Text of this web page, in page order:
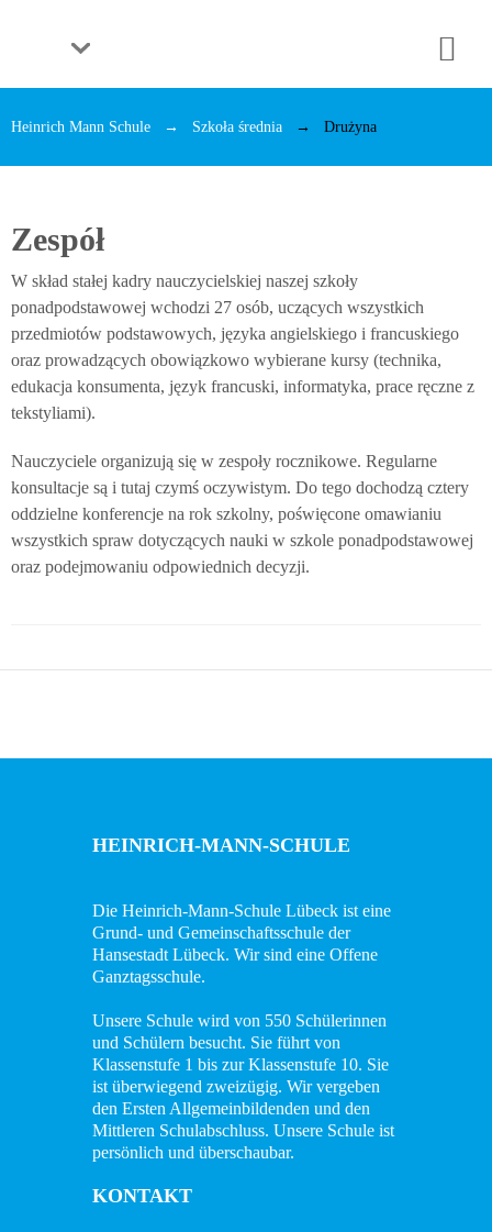
Heinrich Mann Schule Szkoła średnia Drużyna
Zespół
W skład stałej kadry nauczycielskiej naszej szkoły
ponadpodstawowej wchodzi 27 osób, uczących wszystkich
przedmiotów podstawowych, języka angielskiego i francuskiego
oraz prowadzących obowiązkowo wybierane kursy (technika,
edukacja konsumenta, język francuski, informatyka, prace ręczne z
tekstyliami).
Nauczyciele organizują się w zespoły rocznikowe. Regularne
konsultacje są i tutaj czymś oczywistym. Do tego dochodzą cztery
oddzielne konferencje na rok szkolny, poświęcone omawianiu
wszystkich spraw dotyczących nauki w szkole ponadpodstawowej
oraz podejmowaniu odpowiednich decyzji.
HEINRICH-MANN-SCHULE
Die Heinrich-Mann-Schule Lübeck ist eine
Grund- und Gemeinschaftsschule der
Hansestadt Lübeck. Wir sind eine Offene
Ganztagsschule.
Unsere Schule wird von 550 Schülerinnen
und Schülern besucht. Sie führt von
Klassenstufe 1 bis zur Klassenstufe 10. Sie
ist überwiegend zweizügig. Wir vergeben
den Ersten Allgemeinbildenden und den
Mittleren Schulabschluss. Unsere Schule ist
persönlich und überschaubar.
KONTAKT